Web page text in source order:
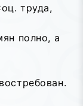
труда,
полно, а